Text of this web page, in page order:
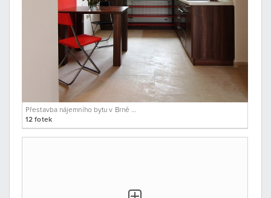
Přestavba nájemního bytu v Brně – Židenicích
12 fotek